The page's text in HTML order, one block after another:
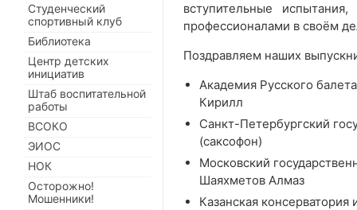
вступительные
профессионалами в своём
Поздравляем наших
Академия Русского
Кирилл
Санкт-Петербургский
(саксофон)
Московский
Шаяхметов Алмаз
Казанская
Студенческий
спортивный клуб
Библиотека
Центр детских
инициатив
Штаб воспитательной
работы
ВСОКО
ЭИОС
НОК
Осторожно!
Мошенники!